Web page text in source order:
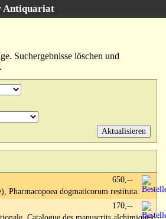
Antiquariat
Suchergebnisse löschen und
Pharmacopoea dogmaticorum restituta.
650,--
170,--